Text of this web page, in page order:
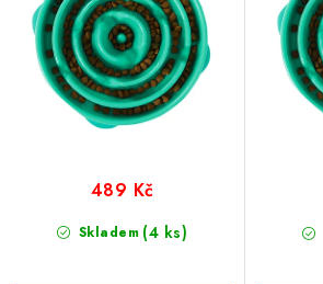
Skladem (4 ks)
489 Kč